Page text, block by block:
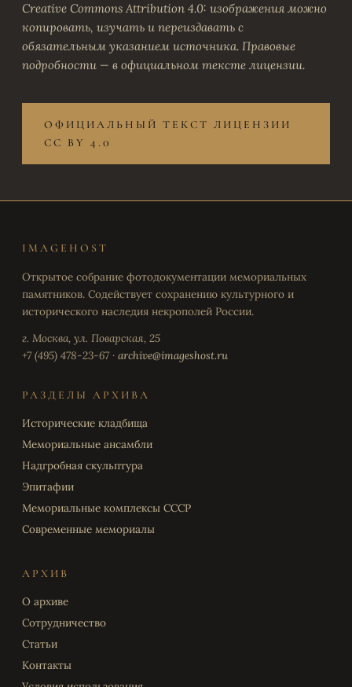
Creative Commons Attribution 4.0: изображения можно
копировать, изучать и переиздавать с
обязательным указанием источника. Правовые
подробности — в официальном тексте лицензии.
ОФИЦИАЛЬНЫЙ ТЕКСТ ЛИЦЕНЗИИ
CC BY 4.0
IMAGEHOST
Открытое собрание фотодокументации мемориальных
памятников. Содействует сохранению культурного и
исторического наследия некрополей России.
г. Москва, ул. Поварская, 25
+7 (495) 478-23-67 · archive@imageshost.ru
РАЗДЕЛЫ АРХИВА
Исторические кладбища
Мемориальные ансамбли
Надгробная скульптура
Эпитафии
Мемориальные комплексы СССР
Современные мемориалы
АРХИВ
О архиве
Сотрудничество
Статьи
Контакты